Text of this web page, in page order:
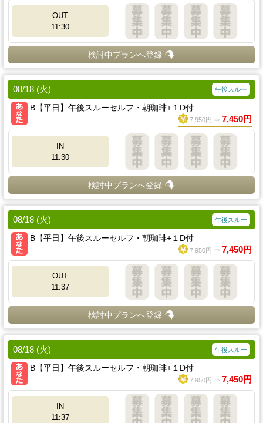
OUT
11:30
検討中プランへ登録
08/18 (火) 午後スルー
B【平日】午後スルーセルフ・朝珈琲+１D付
7,950円 ⇒ 7,450円
IN
11:30
検討中プランへ登録
08/18 (火) 午後スルー
B【平日】午後スルーセルフ・朝珈琲+１D付
7,950円 ⇒ 7,450円
OUT
11:37
検討中プランへ登録
08/18 (火) 午後スルー
B【平日】午後スルーセルフ・朝珈琲+１D付
7,950円 ⇒ 7,450円
IN
11:37